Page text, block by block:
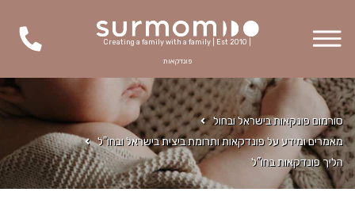
Creating a family with a family | Est 2010 |
פונדקאות
סורמום פונקאות בישראל ובחול
מאמרים ומידע על פונדקאות ותרומת ביצית בישראל ובחו"ל
הליך פונדקאות בחו”ל